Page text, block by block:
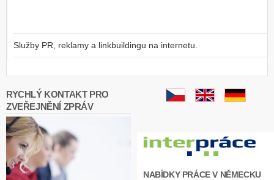
Služby PR, reklamy a linkbuildingu na internetu.
RYCHLÝ KONTAKT PRO
ZVEŘEJNĚNÍ ZPRÁV
NABÍDKY PRÁCE V NĚMECKU